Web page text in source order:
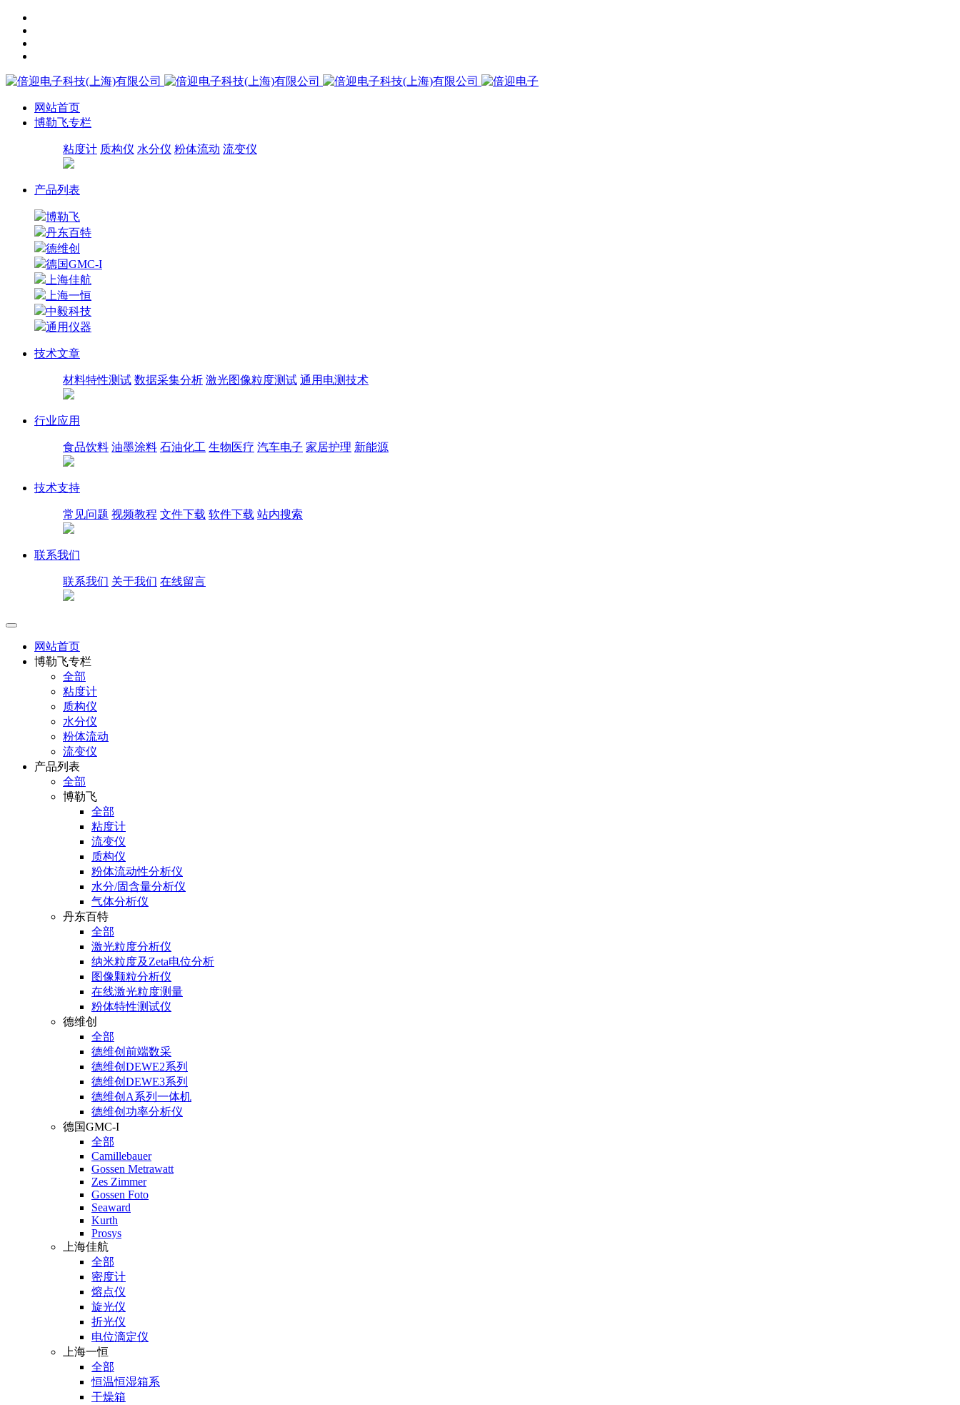
网站首页
博勒飞专栏
粘度计 质构仪 水分仪 粉体流动 流变仪
产品列表
博勒飞
丹东百特
德维创
德国GMC-I
上海佳航
上海一恒
中毅科技
通用仪器
技术文章
材料特性测试 数据采集分析 激光图像粒度测试 通用电测技术
行业应用
食品饮料 油墨涂料 石油化工 生物医疗 汽车电子 家居护理 新能源
技术支持
常见问题 视频教程 文件下载 软件下载 站内搜索
联系我们
联系我们 关于我们 在线留言
网站首页
博勒飞专栏
全部
粘度计
质构仪
水分仪
粉体流动
流变仪
产品列表
全部
博勒飞
全部
粘度计
流变仪
质构仪
粉体流动性分析仪
水分/固含量分析仪
气体分析仪
丹东百特
全部
激光粒度分析仪
纳米粒度及Zeta电位分析
图像颗粒分析仪
在线激光粒度测量
粉体特性测试仪
德维创
全部
德维创前端数采
德维创DEWE2系列
德维创DEWE3系列
德维创A系列一体机
德维创功率分析仪
德国GMC-I
全部
Camillebauer
Gossen Metrawatt
Zes Zimmer
Gossen Foto
Seaward
Kurth
Prosys
上海佳航
全部
密度计
熔点仪
旋光仪
折光仪
电位滴定仪
上海一恒
全部
恒温恒湿箱系
干燥箱